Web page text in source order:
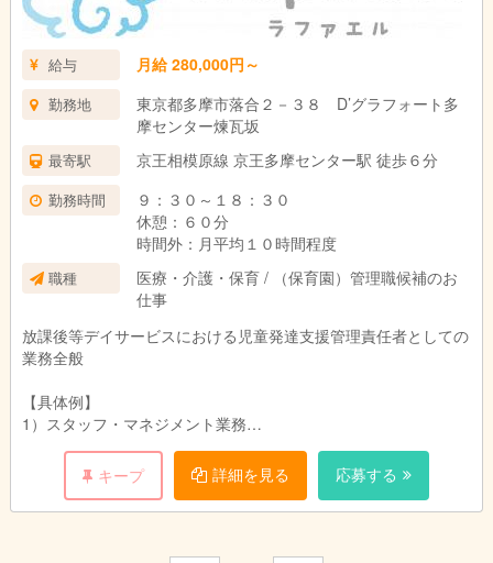
▼必須条件
・保育士資格
・保育士としての実務経験３年以上
※経験や役職歴以上に、こども・職員・保護者と向き合う姿勢
や、チームで保育をつくるスタンスを大切にしています
▼歓迎条件・歓迎マインド
・他者の成長を支え、チームへ貢献することにやりがいを感じる
方
・チーム全体のモチベーションを高め、協力して目標に向かえる
・お互いの個性や強みを「互いに尊重」し合える協調性
・「こどもが自由に、自立して育つための環境」を、チームで話
し合って創り上げる意欲
・モンテッソーリ教育を軸とした、学年や担任、従来の「年度の
区切り」に縛られない保育への共感
【配属先】
※全て聖蹟桜ヶ丘駅から徒歩7分圏内にございます。
給与 月給 280,000円～
勤務地
東京都多摩市落合２－３８ D’グラフォート多
摩センター煉瓦坂
最寄駅 京王相模原線 京王多摩センター駅 徒歩６分
勤務時間
９：３０～１８：３０
休憩：６０分
時間外：月平均１０時間程度
職種
医療・介護・保育 / （保育園）管理職候補のお
仕事
放課後等デイサービスにおける児童発達支援管理責任者としての
業務全般
【具体例】
1）スタッフ・マネジメント業務
「社長と一緒に、スタッフ全員が明るく・楽しく働ける職場づく
2）アセスメント・モニタリング業務
「保護者様との面談／個別支援計画に基づきスタッフに療育指
3）個別支援計画等の作成 「計画に基づく支援活動・スタッフ研
キープ 詳細を見る 応募する